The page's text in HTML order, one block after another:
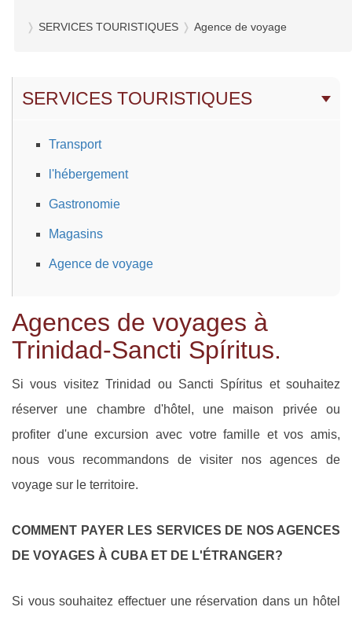
SERVICES TOURISTIQUES Agence de voyage
SERVICES TOURISTIQUES
Transport
l'hébergement
Gastronomie
Magasins
Agence de voyage
Agences de voyages à
Trinidad-Sancti Spíritus.
Si vous visitez Trinidad ou Sancti Spíritus et souhaitez
réserver une chambre d'hôtel, une maison privée ou
profiter d'une excursion avec votre famille et vos amis,
nous vous recommandons de visiter nos agences de
voyage sur le territoire.
COMMENT PAYER LES SERVICES DE NOS AGENCES
DE VOYAGES À CUBA ET DE L'ÉTRANGER?
Si vous souhaitez effectuer une réservation dans un hôtel